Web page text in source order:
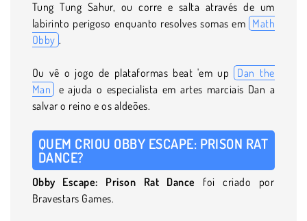
Tung Tung Sahur, ou corre e salta através de um
labirinto perigoso enquanto resolves somas em Math
Obby .
Ou vê o jogo de plataformas beat 'em up Dan the
Man
e ajuda o especialista em artes marciais Dan a
salvar o reino e os aldeões.
QUEM CRIOU OBBY ESCAPE: PRISON RAT
DANCE?
Obby Escape: Prison Rat Dance foi criado por
Bravestars Games.